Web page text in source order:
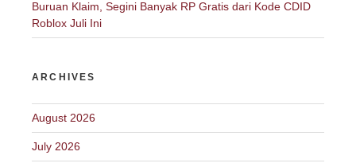
Buruan Klaim, Segini Banyak RP Gratis dari Kode CDID
Roblox Juli Ini
ARCHIVES
August 2026
July 2026